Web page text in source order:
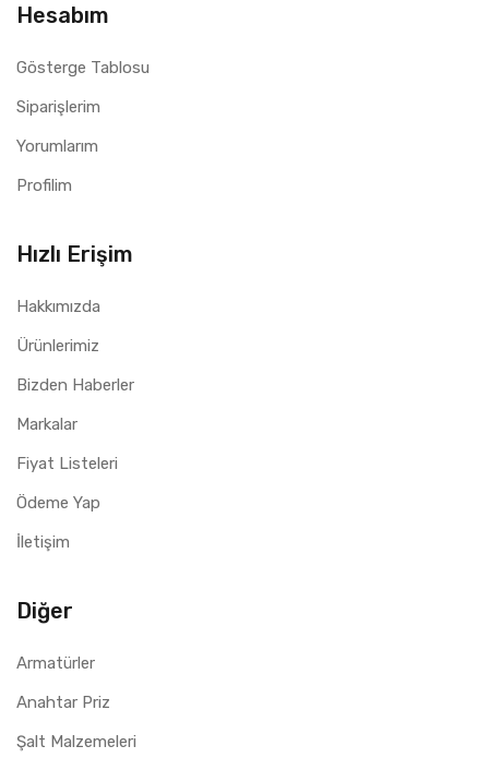
Hesabım
Gösterge Tablosu
Siparişlerim
Yorumlarım
Profilim
Hızlı Erişim
Hakkımızda
Ürünlerimiz
Bizden Haberler
Markalar
Fiyat Listeleri
Ödeme Yap
İletişim
Diğer
Armatürler
Anahtar Priz
Şalt Malzemeleri